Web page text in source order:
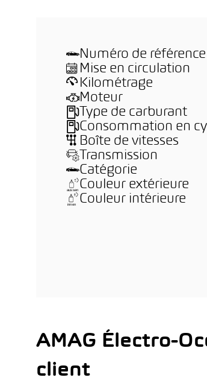
Numéro de référence
Mise en circulation
Kilométrage
Moteur
Type de carburant
Consommation en
Boîte de vitesses
Transmission
Catégorie
Couleur extérieure
Couleur intérieure
AMAG Électro-
client